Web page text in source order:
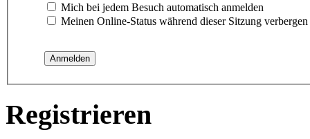
Mich bei jedem Besuch automatisch anmelden
Meinen Online-Status während dieser Sitzung verbergen
Registrieren